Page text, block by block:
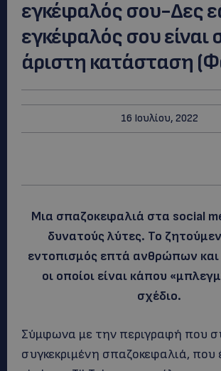
εγκέφαλός σου-Δες
εγκέφαλός σου είναι
άριστη κατάσταση
16 Ιουλίου, 2022
Μια σπαζοκεφαλιά στα social
δυνατούς λύτες. Το
εντοπισμός επτά ανθρώπων και
οι οποίοι είναι κάπου
σχέδιο.
Σύμφωνα με την περιγραφή που
συγκεκριμένη σπαζοκεφαλιά, που